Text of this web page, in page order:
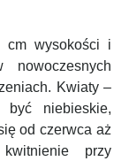
cm wysokości i
Kwiaty –
niebieskie,
od czerwca aż
przy